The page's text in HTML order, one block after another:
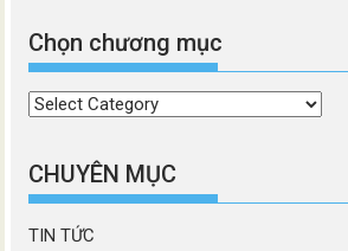
Chọn chương mục
Chọn
mục
CHUYÊN MỤC
TIN TỨC